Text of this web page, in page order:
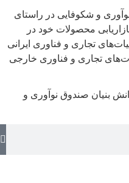
و شکوفایی در راستای
محصولات خود در
بازارهای صادراتی، حمایت از اعزام هیات‎‌های تجاری و فناوری ایرانی
تجاری و فناوری خارجی
بنیان صندوق نوآوری و